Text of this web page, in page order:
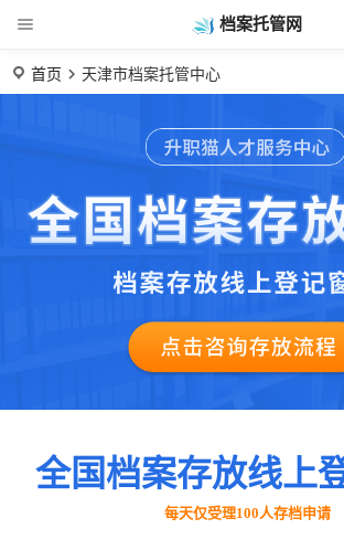
档案托管网
首页 天津市档案托管中心
全国档案存放线上
每天仅受理100人存档申请